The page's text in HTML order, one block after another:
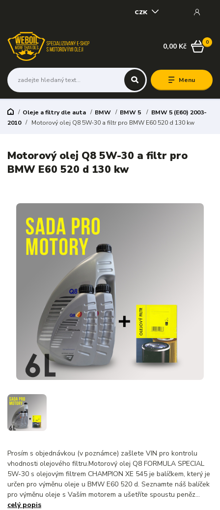
Menu
CZK
0
0,00 Kč
Oleje a filtry dle auta BMW BMW 5
BMW 5 (E60) 2003-
2010
Motorový olej Q8 5W-30 a filtr pro BMW E60 520 d 130 kw
Motorový olej Q8 5W-30 a filtr pro
BMW E60 520 d 130 kw
Prosím s objednávkou (v poznámce) zašlete VIN pro kontrolu
vhodnosti olejového filtru.Motorový olej Q8 FORMULA SPECIAL
5W-30 s olejovým filtrem CHAMPION XE 545 je balíčkem, který je
určen pro výměnu oleje u BMW E60 520 d. Seznamte náš balíček
pro výměnu oleje s Vaším motorem a ušetříte spoustu peněz...
celý popis